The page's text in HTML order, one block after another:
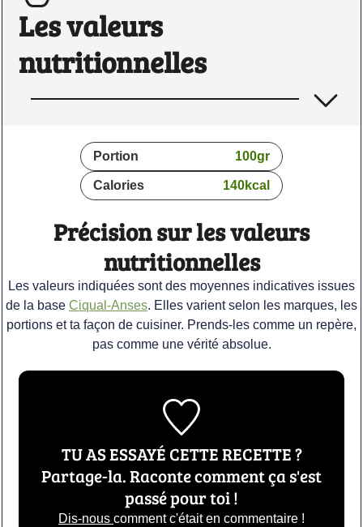
Les valeurs
nutritionnelles
Portion 100gr
Calories 140kcal
Précision sur les valeurs
nutritionnelles
Les valeurs indiquées sont des moyennes indicatives issues
de la base Ciqual-Anses. Elles varient selon les marques, les
portions et ta façon de cuisiner. Prends-les comme un repère,
pas comme une vérité absolue.
TU AS ESSAYÉ CETTE RECETTE ?
Partage-la. Raconte comment ça s'est
passé pour toi !
Dis-nous comment c'était en commentaire !